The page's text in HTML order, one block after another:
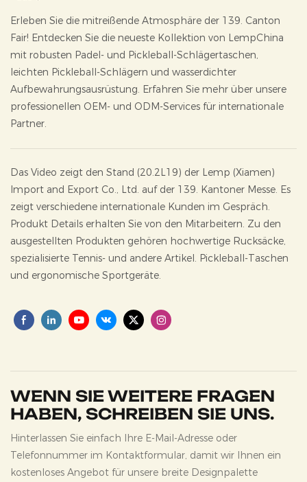
Erleben Sie die mitreißende Atmosphäre der 139. Canton
Fair! Entdecken Sie die neueste Kollektion von LempChina
mit robusten Padel- und Pickleball-Schlägertaschen,
leichten Pickleball-Schlägern und wasserdichter
Aufbewahrungsausrüstung. Erfahren Sie mehr über unsere
professionellen OEM- und ODM-Services für internationale
Partner.
Das Video zeigt den Stand (20.2L19) der Lemp (Xiamen)
Import and Export Co., Ltd. auf der 139. Kantoner Messe. Es
zeigt verschiedene internationale Kunden im Gespräch.
Produkt Details erhalten Sie von den Mitarbeitern. Zu den
ausgestellten Produkten gehören hochwertige Rucksäcke,
spezialisierte Tennis- und andere Artikel. Pickleball-Taschen
und ergonomische Sportgeräte.
WENN SIE WEITERE FRAGEN
HABEN, SCHREIBEN SIE UNS.
Hinterlassen Sie einfach Ihre E-Mail-Adresse oder
Telefonnummer im Kontaktformular, damit wir Ihnen ein
kostenloses Angebot für unsere breite Designpalette